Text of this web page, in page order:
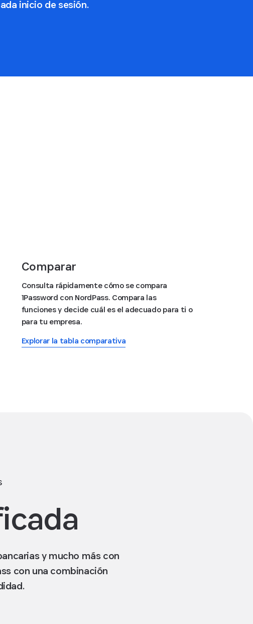
inicio de sesión.
Comparar
Consulta rápidamente cómo se compara
1Password con NordPass. Compara las
funciones y decide cuál es el adecuado para ti o
para tu empresa.
Explorar la tabla comparativa
y mucho más con
con una combinación